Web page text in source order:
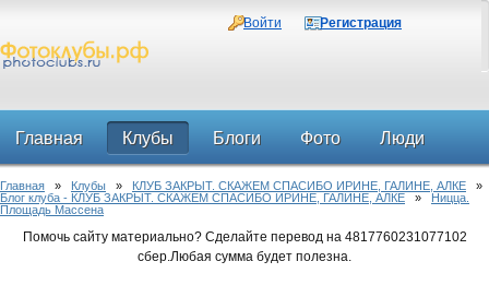
Войти Регистрация
Главная Клубы Блоги Фото Люди
Форум
Главная » Клубы » КЛУБ ЗАКРЫТ. СКАЖЕМ СПАСИБО ИРИНЕ, ГАЛИНЕ, АЛКЕ »
Блог клуба - КЛУБ ЗАКРЫТ. СКАЖЕМ СПАСИБО ИРИНЕ, ГАЛИНЕ, АЛКЕ » Ницца.
Площадь Массена
Помочь сайту материально? Сделайте перевод на 4817760231077102
сбер.Любая сумма будет полезна.